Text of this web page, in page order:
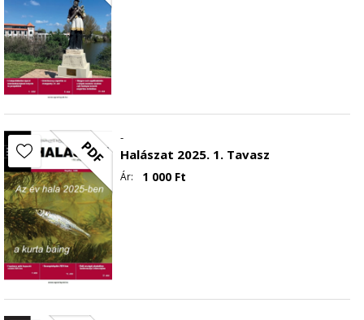
PDF -
Halászat 2025. 1. Tavasz
Ár: 1 000 Ft